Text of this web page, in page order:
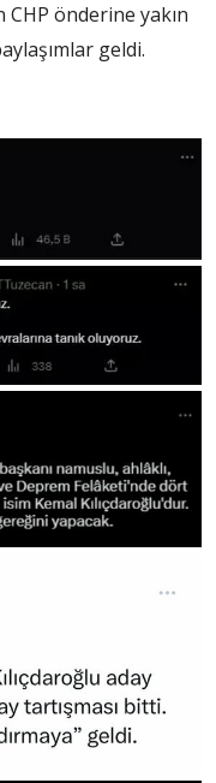
CHP önderine yakın
geldi.